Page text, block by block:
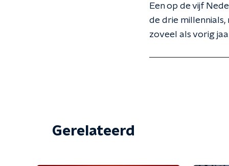
Een op de vijf
de drie
zoveel als vorig
Gerelateerd